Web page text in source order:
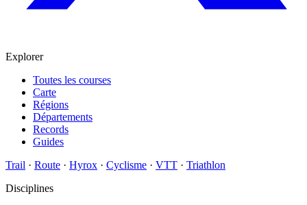
Explorer
Toutes les courses
Carte
Régions
Départements
Records
Guides
Trail · Route · Hyrox · Cyclisme · VTT · Triathlon
Disciplines